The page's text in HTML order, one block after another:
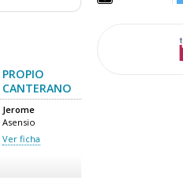
PROPIO
CANTERANO
Jerome
Asensio
Ver ficha